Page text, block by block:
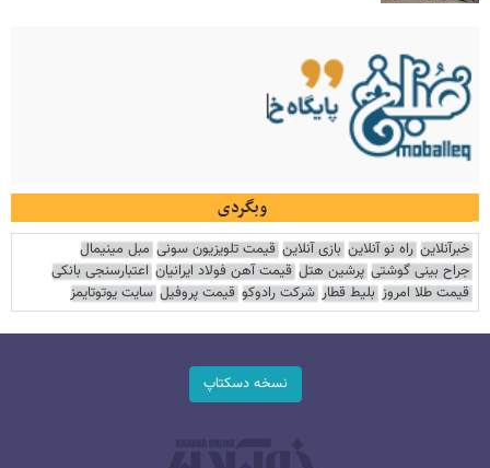
وبگردی
خبرآنلاین راه نو آنلاین بازی آنلاین قیمت تلویزیون سونی مبل مینیمال
جراح بینی گوشتی پرشین هتل قیمت آهن فولاد ایرانیان اعتبارسنجی بانکی
قیمت طلا امروز بلیط قطار شرکت رادوکو قیمت پروفیل سایت یوتوتایمز
نسخه دسکتاپ